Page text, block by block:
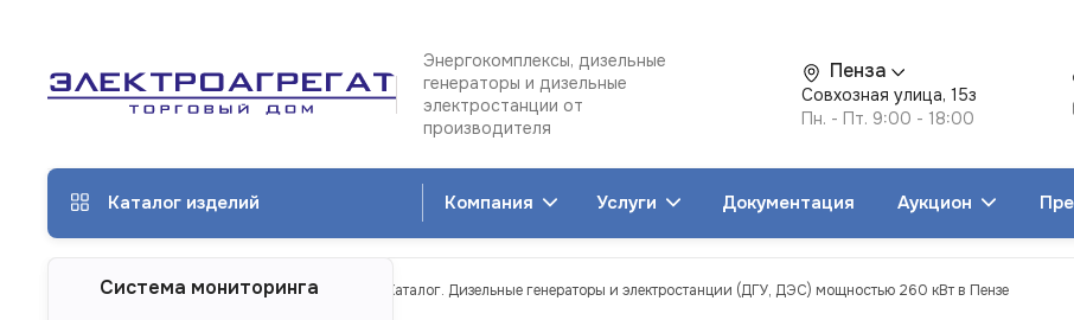
Энергокомплексы, дизельные
генераторы и дизельные
электростанции от
производителя
Пенза
Совхозная улица, 15з
Пн. - Пт. 9:00 - 18:00
Каталог изделий Компания Услуги Документация Аукцион
ТД Электроагрегат Каталог изделий Каталог. Дизельные генераторы и электростанции (ДГУ, ДЭС) мощностью 260 кВт в Пензе
Система мониторинга